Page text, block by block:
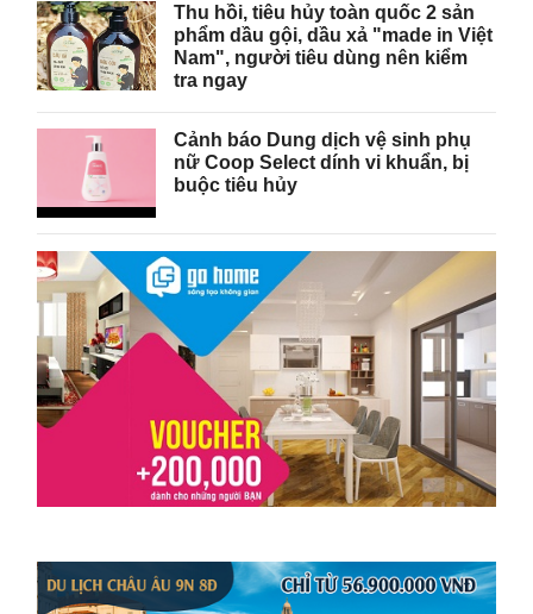
Thu hồi, tiêu hủy toàn quốc 2 sản
phẩm dầu gội, dầu xả "made in Việt
Nam", người tiêu dùng nên kiểm
tra ngay
Cảnh báo Dung dịch vệ sinh phụ
nữ Coop Select dính vi khuẩn, bị
buộc tiêu hủy